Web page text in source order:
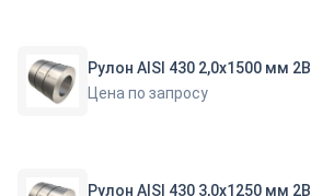
Рулон AISI 430 2,0х1500 мм 2В
Цена по запросу
Рулон AISI 430 3,0х1250 мм 2В